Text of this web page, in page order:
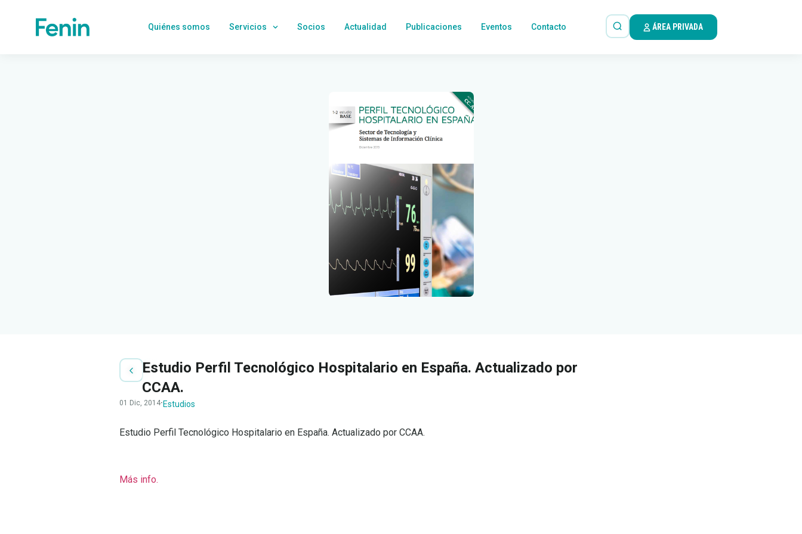
Quiénes somos Servicios Socios Actualidad Publicaciones Eventos Contacto ÁREA PRIVADA
Estudio Perfil Tecnológico Hospitalario en España. Actualizado por
CCAA.
01 Dic, 2014· Estudios
Estudio Perfil Tecnológico Hospitalario en España. Actualizado por CCAA.
Más info.